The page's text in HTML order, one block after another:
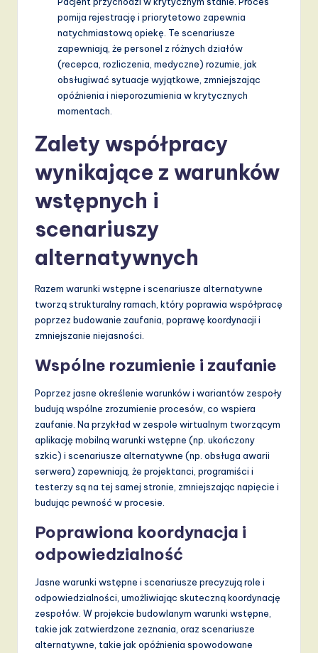
pomija rejestrację i priorytetowo zapewnia
natychmiastową opiekę. Te scenariusze
zapewniają, że personel z różnych działów
(recepca, rozliczenia, medyczne) rozumie, jak
obsługiwać sytuacje wyjątkowe, zmniejszając
opóźnienia i nieporozumienia w krytycznych
momentach.
Zalety współpracy
wynikające z warunków
wstępnych i
scenariuszy
alternatywnych
Razem warunki wstępne i scenariusze alternatywne
tworzą strukturalny ramach, który poprawia współpracę
poprzez budowanie zaufania, poprawę koordynacji i
zmniejszanie niejasności.
Wspólne rozumienie i zaufanie
Poprzez jasne określenie warunków i wariantów zespoły
budują wspólne zrozumienie procesów, co wspiera
zaufanie. Na przykład w zespole wirtualnym tworzącym
aplikację mobilną warunki wstępne (np. ukończony
szkic) i scenariusze alternatywne (np. obsługa awarii
serwera) zapewniają, że projektanci, programiści i
testerzy są na tej samej stronie, zmniejszając napięcie i
budując pewność w procesie.
Poprawiona koordynacja i
odpowiedzialność
Jasne warunki wstępne i scenariusze precyzują role i
odpowiedzialności, umożliwiając skuteczną koordynację
zespołów. W projekcie budowlanym warunki wstępne,
takie jak zatwierdzone zeznania, oraz scenariusze
alternatywne, takie jak opóźnienia spowodowane